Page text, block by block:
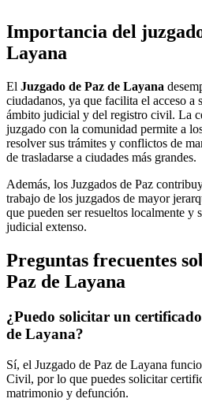
Importancia del
Layana
El Juzgado de Paz de Layana
ciudadanos, ya que facilita el acceso a
ámbito judicial y del registro civil. La
juzgado con la comunidad permite a
resolver sus trámites y conflictos de
de trasladarse a ciudades más grandes.
Además, los Juzgados de Paz
trabajo de los juzgados de mayor
que pueden ser resueltos localmente y
judicial extenso.
Preguntas frecuentes
Paz de Layana
¿Puedo solicitar un
de Layana?
Sí, el Juzgado de Paz de Layana
Civil, por lo que puedes solicitar
matrimonio y defunción.